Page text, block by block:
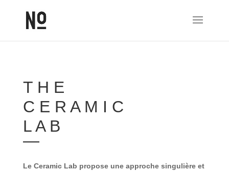
T H E
C E R A M I C
L A B
—
Le Ceramic Lab propose une approche singulière et